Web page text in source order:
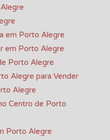
em Porto Alegre
em Porto Alegre
Porto Alegre
Alegre para Vender
Alegre
Centro de Porto
Porto Alegre